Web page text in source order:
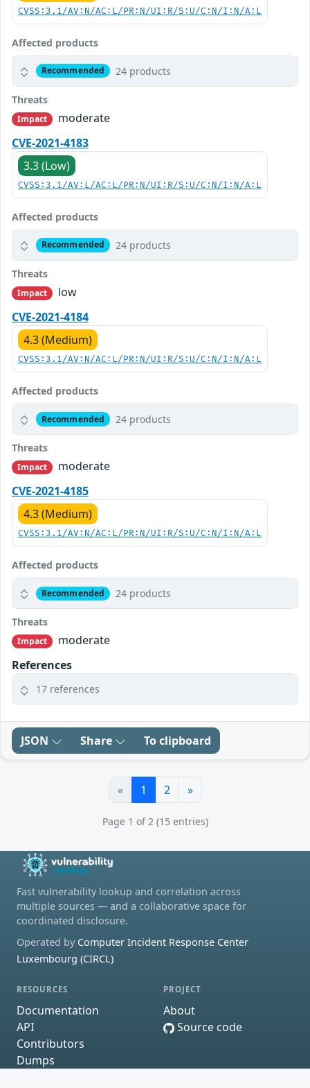
CVSS:3.1/AV:N/AC:L/PR:N/UI:R/S:U/C:N/I:N/A:L
Affected products
Recommended 24 products
Threats
Impact
moderate
CVE-2021-4183
3.3 (Low)
CVSS:3.1/AV:L/AC:L/PR:N/UI:R/S:U/C:N/I:N/A:L
Affected products
Recommended 24 products
Threats
Impact
low
CVE-2021-4184
4.3 (Medium)
CVSS:3.1/AV:N/AC:L/PR:N/UI:R/S:U/C:N/I:N/A:L
Affected products
Recommended 24 products
Threats
Impact
moderate
CVE-2021-4185
4.3 (Medium)
CVSS:3.1/AV:N/AC:L/PR:N/UI:R/S:U/C:N/I:N/A:L
Affected products
Recommended 24 products
Threats
Impact
moderate
References
17 references
JSON Share To clipboard
« 1 2 »
Page 1 of 2 (15 entries)
Fast vulnerability lookup and correlation across
multiple sources — and a collaborative space for
coordinated disclosure.
Operated by Computer Incident Response Center
Luxembourg (CIRCL)
RESOURCES
Documentation
API
Contributors
Dumps
PROJECT
About
Source code